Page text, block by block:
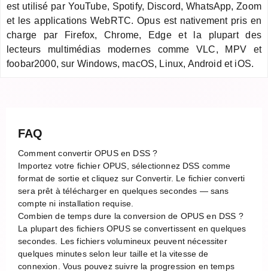
est utilisé par YouTube, Spotify, Discord, WhatsApp, Zoom
et les applications WebRTC. Opus est nativement pris en
charge par Firefox, Chrome, Edge et la plupart des
lecteurs multimédias modernes comme VLC, MPV et
foobar2000, sur Windows, macOS, Linux, Android et iOS.
FAQ
Comment convertir OPUS en DSS ?
Importez votre fichier OPUS, sélectionnez DSS comme
format de sortie et cliquez sur Convertir. Le fichier converti
sera prêt à télécharger en quelques secondes — sans
compte ni installation requise.
Combien de temps dure la conversion de OPUS en DSS ?
La plupart des fichiers OPUS se convertissent en quelques
secondes. Les fichiers volumineux peuvent nécessiter
quelques minutes selon leur taille et la vitesse de
connexion. Vous pouvez suivre la progression en temps